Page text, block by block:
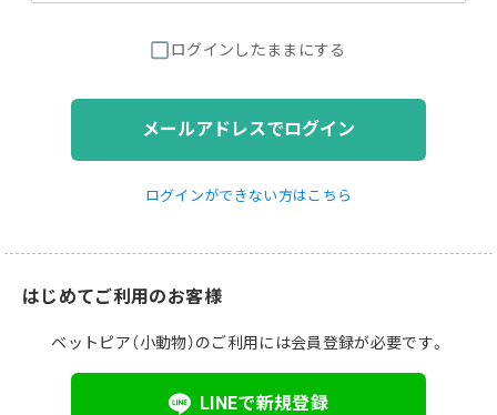
ログインしたままにする
メールアドレスでログイン
ログインができない方はこちら
はじめてご利用のお客様
ベットピア（小動物）のご利用には会員登録が必要です。
LINEで新規登録